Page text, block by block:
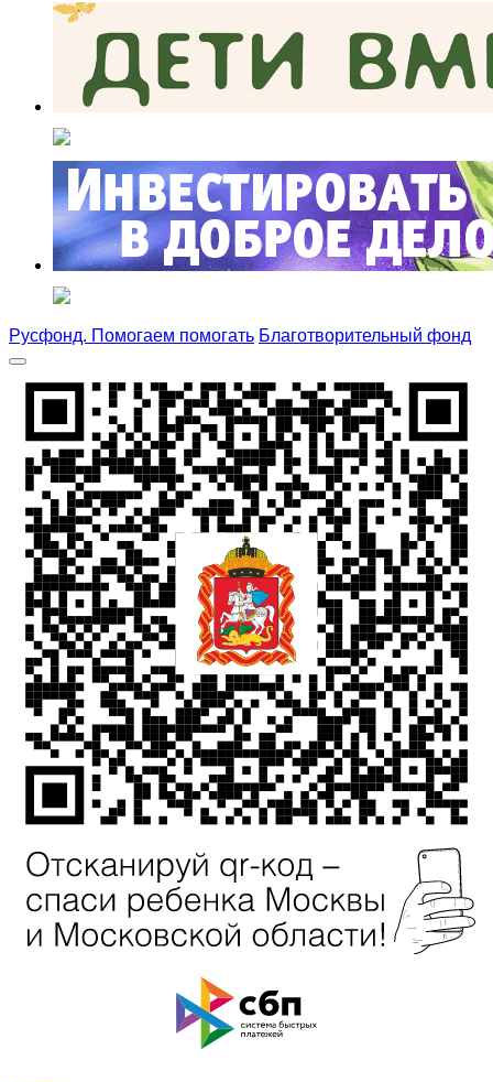
Русфонд. Помогаем помогать Благотворительный фонд